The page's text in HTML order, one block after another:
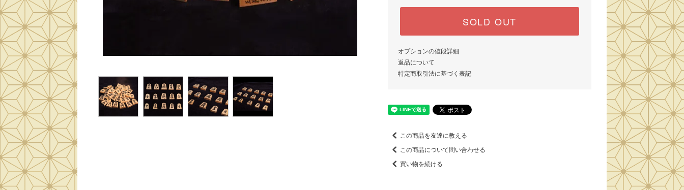
SOLD OUT
オプションの値段詳細
返品について
特定商取引法に基づく表記
この商品を友達に教える
この商品について問い合わせる
買い物を続ける